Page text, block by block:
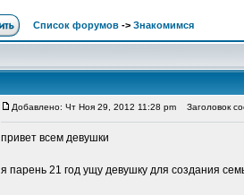
Список форумов -> Знакомимся
Добавлено: Чт Ноя 29, 2012 11:28 pm Заголовок
привет всем девушки
я парень 21 год ущу девушку для создания